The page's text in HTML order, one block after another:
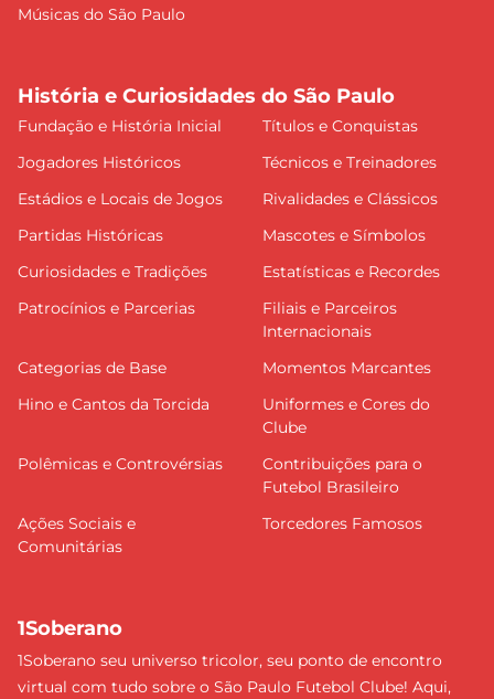
Músicas do São Paulo
História e Curiosidades do São Paulo
Fundação e História Inicial
Títulos e Conquistas
Jogadores Históricos
Técnicos e Treinadores
Estádios e Locais de Jogos
Rivalidades e Clássicos
Partidas Históricas
Mascotes e Símbolos
Curiosidades e Tradições
Estatísticas e Recordes
Patrocínios e Parcerias
Filiais e Parceiros
Internacionais
Categorias de Base
Momentos Marcantes
Hino e Cantos da Torcida
Uniformes e Cores do
Clube
Polêmicas e Controvérsias
Contribuições para o
Futebol Brasileiro
Ações Sociais e
Comunitárias
Torcedores Famosos
1Soberano
1Soberano seu universo tricolor, seu ponto de encontro
virtual com tudo sobre o São Paulo Futebol Clube! Aqui,